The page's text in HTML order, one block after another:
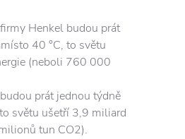
Henkel budou prát
40 °C, to světu
(neboli 760 000
prát jednou týdně
světu ušetří 3,9 miliard
tun CO2).